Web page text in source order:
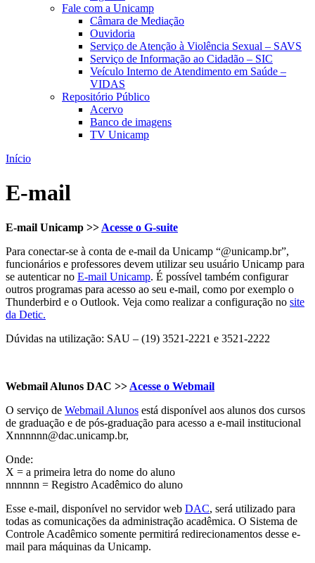
Fale com a Unicamp
Câmara de Mediação
Ouvidoria
Serviço de Atenção à Violência Sexual – SAVS
Serviço de Informação ao Cidadão – SIC
Veículo Interno de Atendimento em Saúde –
VIDAS
Repositório Público
Acervo
Banco de imagens
TV Unicamp
Início
E-mail
E-mail Unicamp >> Acesse o G-suite
Para conectar-se à conta de e-mail da Unicamp “@unicamp.br”,
funcionários e professores devem utilizar seu usuário Unicamp para
se autenticar no E-mail Unicamp. É possível também configurar
outros programas para acesso ao seu e-mail, como por exemplo o
Thunderbird e o Outlook. Veja como realizar a configuração no site
da Detic.
Dúvidas na utilização: SAU – (19) 3521-2221 e 3521-2222
Webmail Alunos DAC >> Acesse o Webmail
O serviço de Webmail Alunos está disponível aos alunos dos cursos
de graduação e de pós-graduação para acesso a e-mail institucional
Xnnnnnn@dac.unicamp.br,
Onde:
X = a primeira letra do nome do aluno
nnnnnn = Registro Acadêmico do aluno
Esse e-mail, disponível no servidor web DAC, será utilizado para
todas as comunicações da administração acadêmica. O Sistema de
Controle Acadêmico somente permitirá redirecionamentos desse e-
mail para máquinas da Unicamp.